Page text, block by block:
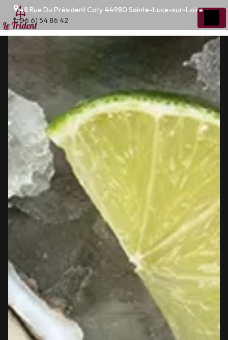
48 Rue Du Président Coty 44980 Sainte-Luce-sur-Loire
06 61 54 86 42
Panneau de gestion des cookies